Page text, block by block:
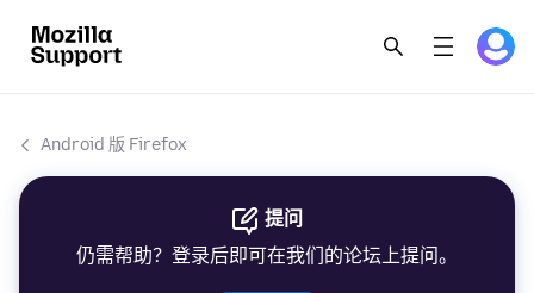
Android 版 Firefox
提问
仍需帮助？登录后即可在我们的论坛上提问。